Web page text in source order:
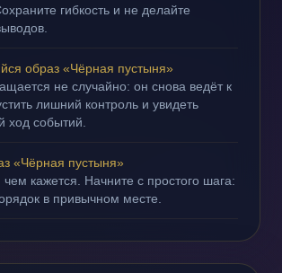
гибкость и не делайте
образ «Чёрная пустыня»
не случайно: он снова ведёт к
лишний контроль и увидеть
ход событий.
«Чёрная пустыня»
кажется. Начните с простого шага:
в привычном месте.